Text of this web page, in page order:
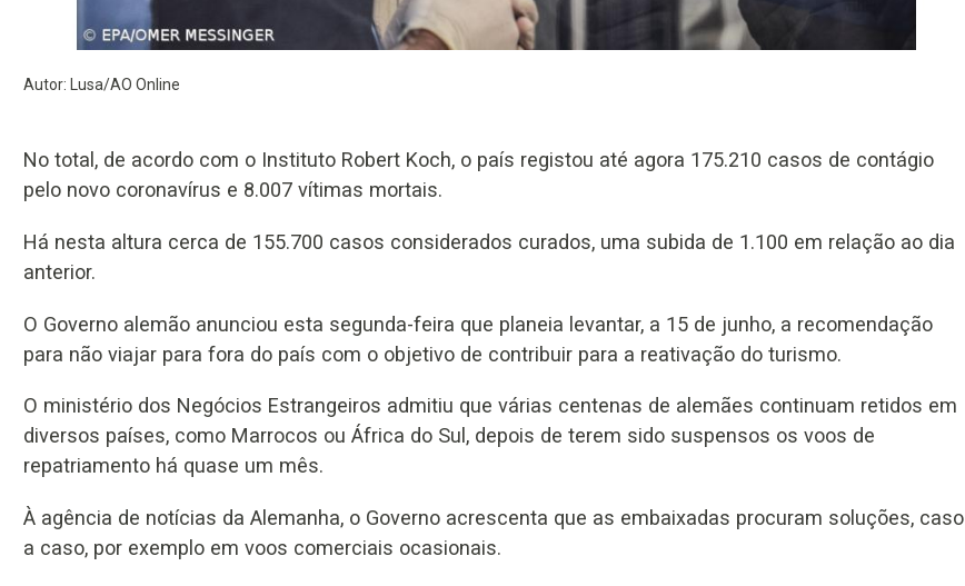
Autor: Lusa/AO Online
No total, de acordo com o Instituto Robert Koch, o país registou até agora 175.210 casos de contágio
pelo novo coronavírus e 8.007 vítimas mortais.
Há nesta altura cerca de 155.700 casos considerados curados, uma subida de 1.100 em relação ao dia
anterior.
O Governo alemão anunciou esta segunda-feira que planeia levantar, a 15 de junho, a recomendação
para não viajar para fora do país com o objetivo de contribuir para a reativação do turismo.
O ministério dos Negócios Estrangeiros admitiu que várias centenas de alemães continuam retidos em
diversos países, como Marrocos ou África do Sul, depois de terem sido suspensos os voos de
repatriamento há quase um mês.
À agência de notícias da Alemanha, o Governo acrescenta que as embaixadas procuram soluções, caso
a caso, por exemplo em voos comerciais ocasionais.